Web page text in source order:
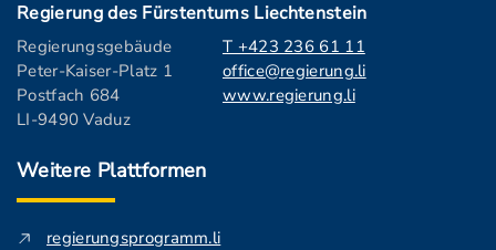
Regierung des Fürstentums Liechtenstein
Regierungsgebäude
Peter-Kaiser-Platz 1
Postfach 684
LI-9490 Vaduz
T +423 236 61 11
office@regierung.li
www.regierung.li
Weitere Plattformen
regierungsprogramm.li